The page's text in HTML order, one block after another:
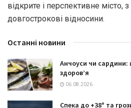
відкрите і перспективне місто, з
довгострокові відносини.
Останні новини
Анчоуси чи сардини:
здоров’я
06.08.2026
Спека до +38° та